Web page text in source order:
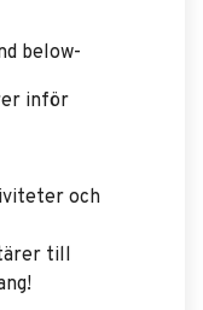
below-
inför
och
till